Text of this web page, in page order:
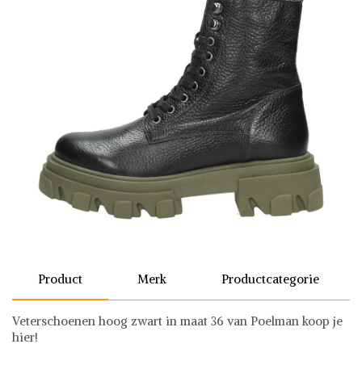
Product Merk Productcategorie
Veterschoenen hoog zwart in maat 36 van Poelman koop je
hier!